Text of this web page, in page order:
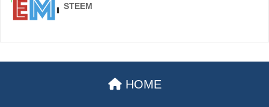
STEEM
HOME